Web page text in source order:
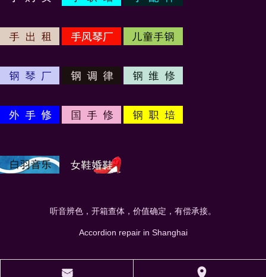
听音辨色，开箱查体，价值确定，有偿承接。
Accordion repair in Shanghai
󰄸 󰅊